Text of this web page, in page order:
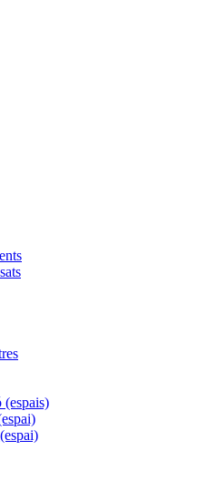
(espais)